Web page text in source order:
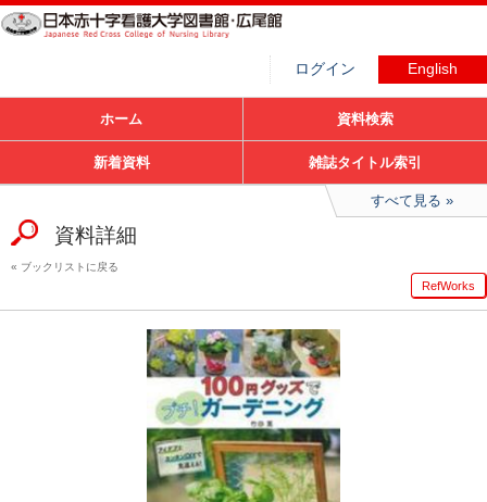
ログイン English
ホーム 資料検索
新着資料 雑誌タイトル索引
すべて見る
資料詳細
ブックリストに戻る
RefWorks